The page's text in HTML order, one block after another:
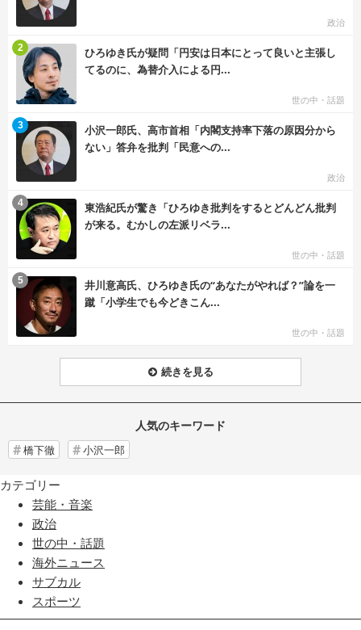
政治
ひろゆき氏が疑問「円安は日本にとって良いと主張し
てるのに、為替介入による円...
世の中・話題
2
小沢一郎氏、高市首相「内閣支持率下落の原因分から
ない」答弁を批判「民意への...
政治
3
東浩紀氏が驚き「ひろゆき批判をするとどんどん批判
が来る。むかしの左派リベラ...
世の中・話題
4
井川意高氏、ひろゆき氏の“あなたがやれば？”論を一
蹴「小学生でも今どきこん...
世の中・話題
5
続きを見る
人気のキーワード
橋下徹 小沢一郎
カテゴリー
芸能・音楽
政治
世の中・話題
海外ニュース
サブカル
スポーツ